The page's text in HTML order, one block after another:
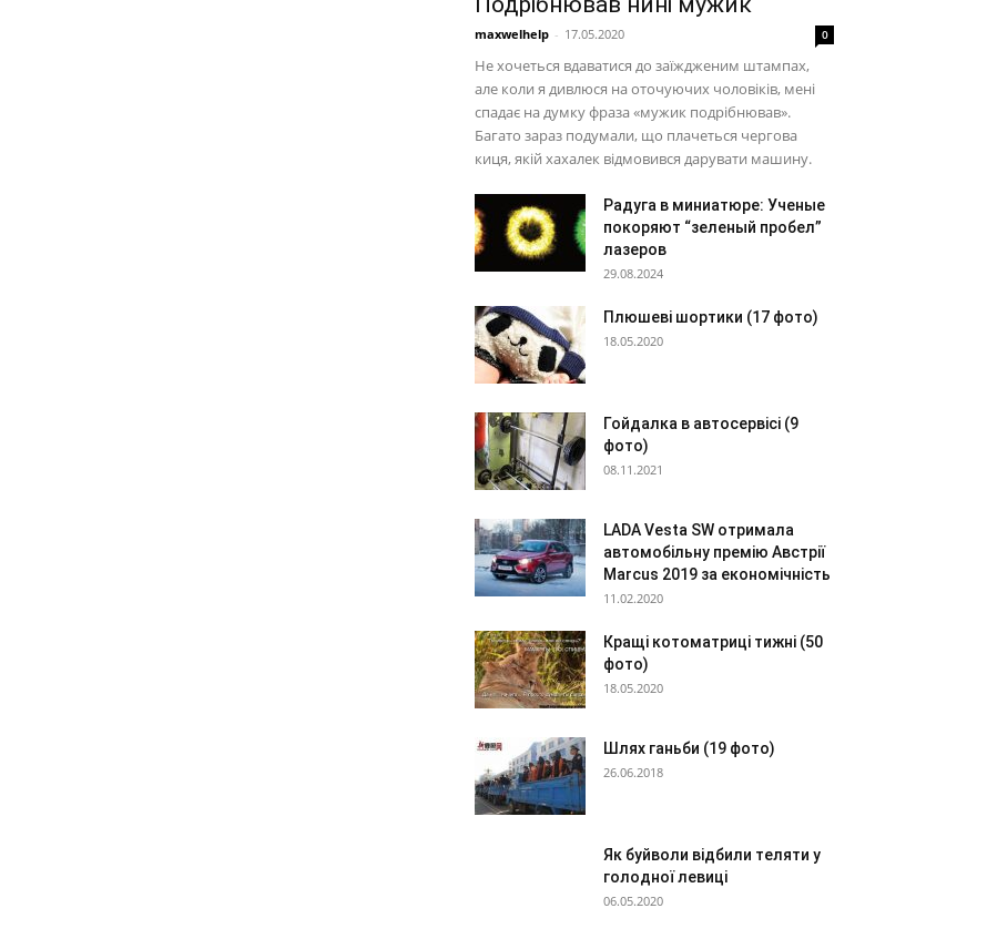
maxwelhelp - 17.05.2020 0
Не хочеться вдаватися до заїждженим штампах,
але коли я дивлюся на оточуючих чоловіків, мені
спадає на думку фраза «мужик подрібнював».
Багато зараз подумали, що плачеться чергова
киця, якій хахалек відмовився дарувати машину.
Радуга в миниатюре: Ученые
покоряют “зеленый пробел”
лазеров
29.08.2024
Плюшеві шортики (17 фото)
18.05.2020
Гойдалка в автосервісі (9
фото)
08.11.2021
LADA Vesta SW отримала
автомобільну премію Австрії
Marcus 2019 за економічність
11.02.2020
Кращі котоматриці тижні (50
фото)
18.05.2020
Шлях ганьби (19 фото)
26.06.2018
Як буйволи відбили теляти у
голодної левиці
06.05.2020